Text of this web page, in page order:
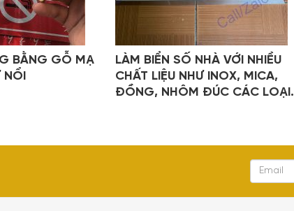
BẰNG GỖ MẠ
LÀM BIỂN SỐ NHÀ VỚI NHIỀU
CHẤT LIỆU NHƯ INOX, MICA,
ĐỒNG, NHÔM ĐÚC CÁC LOẠI.